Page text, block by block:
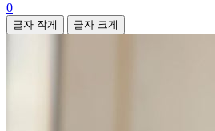
0
글자 작게 글자 크게